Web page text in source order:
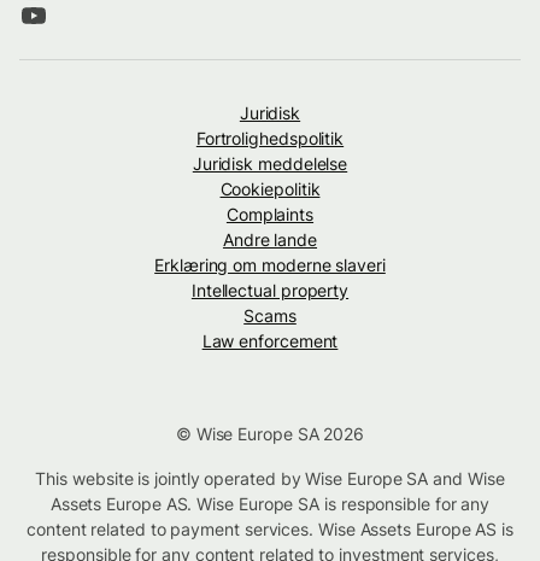
Juridisk
Fortrolighedspolitik
Juridisk meddelelse
Cookiepolitik
Complaints
Andre lande
Erklæring om moderne slaveri
Intellectual property
Scams
Law enforcement
© Wise Europe SA 2026
This website is jointly operated by Wise Europe SA and Wise
Assets Europe AS. Wise Europe SA is responsible for any
content related to payment services. Wise Assets Europe AS is
responsible for any content related to investment services,